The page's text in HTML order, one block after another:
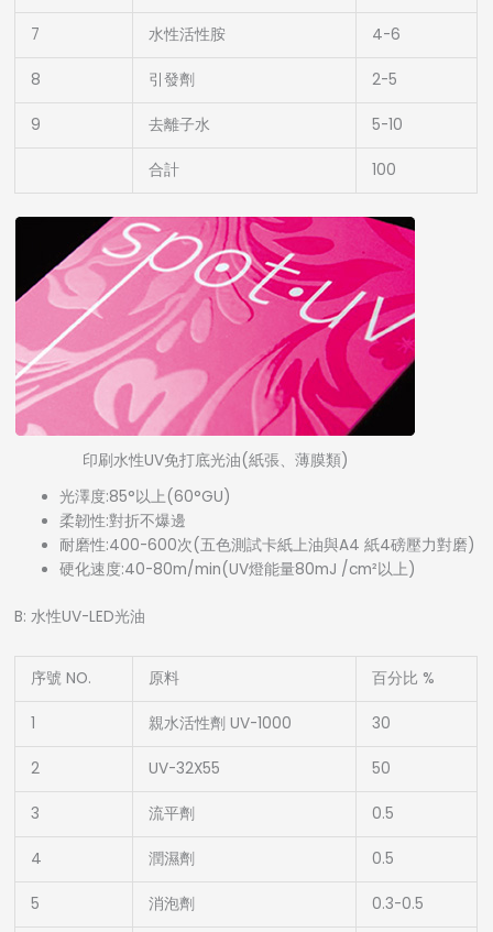
7 水性活性胺 4-6
8 引發劑 2-5
9 去離子水 5-10
合計 100
印刷水性UV免打底光油(紙張、薄膜類)
光澤度:85°以上(60°GU)
柔韌性:對折不爆邊
耐磨性:400-600次(五色測試卡紙上油與A4 紙4磅壓力對磨)
硬化速度:40-80m/min(UV燈能量80mJ /cm²以上)
B: 水性UV-LED光油
序號 NO. 原料 百分比 %
1 親水活性劑 UV-1000 30
2 UV-32X55 50
3 流平劑 0.5
4 潤濕劑 0.5
5 消泡劑 0.3-0.5